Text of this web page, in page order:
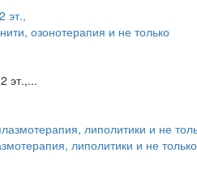
озонотерапия и не только
эт.,...
липолитики и не только